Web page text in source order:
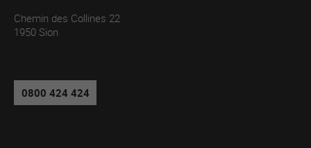
Chemin des Collines 22
1950 Sion
0800 424 424